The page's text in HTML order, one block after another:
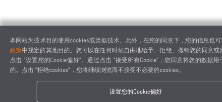
本网站为技术目的使用cookies或类似技术。此外，在您的同意下，您的信息也
政策中规定的其他目的。您可以在任何时候自由地给予、拒绝、撤销您的同意或
点击 "设置您的Cookie偏好"。通过点击 "接受所有Cookie"，您同意将您的数据用
的。点击 "拒绝cookies"，您将继续浏览而不接受不必要的cookies。
设置您的Cookie偏好